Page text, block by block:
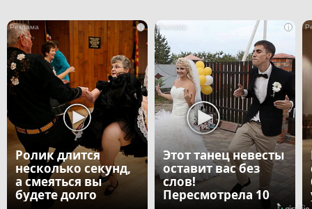
i
Ролик длится
несколько секунд,
а смеяться вы
будете долго
i
Этот танец невесты
оставит вас без
слов!
Пересмотрела 10